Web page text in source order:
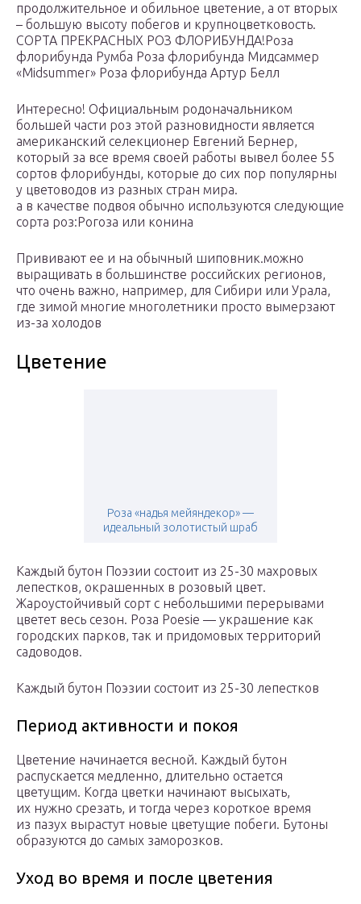
продолжительное и обильное цветение, а от вторых
– большую высоту побегов и крупноцветковость.
СОРТА ПРЕКРАСНЫХ РОЗ ФЛОРИБУНДА!Роза
флорибунда Румба Роза флорибунда Мидсаммер
«Midsummer» Роза флорибунда Артур Белл
Интересно! Официальным родоначальником
большей части роз этой разновидности является
американский селекционер Евгений Бернер,
который за все время своей работы вывел более 55
сортов флорибунды, которые до сих пор популярны
у цветоводов из разных стран мира.
а в качестве подвоя обычно используются следующие
сорта роз:Рогоза или конина
Прививают ее и на обычный шиповник.можно
выращивать в большинстве российских регионов,
что очень важно, например, для Сибири или Урала,
где зимой многие многолетники просто вымерзают
из-за холодов
Цветение
Роза «надья мейяндекор» —
идеальный золотистый шраб
Каждый бутон Поэзии состоит из 25-30 махровых
лепестков, окрашенных в розовый цвет.
Жароустойчивый сорт с небольшими перерывами
цветет весь сезон. Роза Poesie — украшение как
городских парков, так и придомовых территорий
садоводов.
Каждый бутон Поэзии состоит из 25-30 лепестков
Период активности и покоя
Цветение начинается весной. Каждый бутон
распускается медленно, длительно остается
цветущим. Когда цветки начинают высыхать,
их нужно срезать, и тогда через короткое время
из пазух вырастут новые цветущие побеги. Бутоны
образуются до самых заморозков.
Уход во время и после цветения